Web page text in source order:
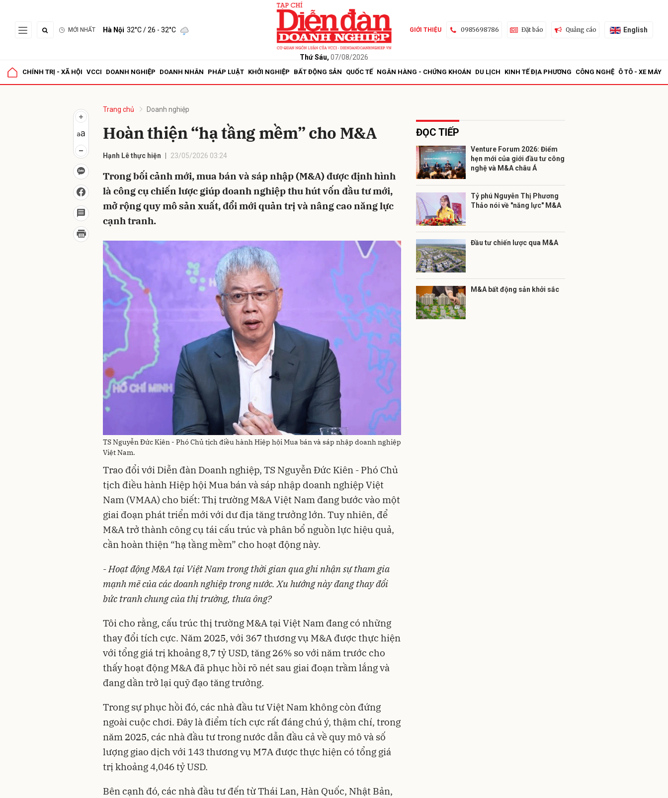
MỚI NHẤT Hà Nội 32°C/ 26 - 32°C
Thứ Sáu, 07/08/2026
GIỚI THIỆU 0985698786 Đặt báo Quảng cáo English
CHÍNH TRỊ - XÃ HỘI VCCI DOANH NGHIỆP DOANH NHÂN PHÁP LUẬT KHỞI NGHIỆP BẤT ĐỘNG SẢN QUỐC TẾ NGÂN HÀNG - CHỨNG KHOÁN DU LỊCH KINH TẾ ĐỊA PHƯƠNG CÔNG NGHỆ Ô TÔ - XE MÁY
Trang chủ Doanh nghiệp
Hoàn thiện “hạ tầng mềm” cho M&A
Hạnh Lê thực hiện 23/05/2026 03:24
Trong bối cảnh mới, mua bán và sáp nhập (M&A) được định hình
là công cụ chiến lược giúp doanh nghiệp thu hút vốn đầu tư mới,
mở rộng quy mô sản xuất, đổi mới quản trị và nâng cao năng lực
cạnh tranh.
TS Nguyễn Đức Kiên - Phó Chủ tịch điều hành Hiệp hội Mua bán và sáp nhập doanh nghiệp
Việt Nam.
Trao đổi với Diễn đàn Doanh nghiệp, TS Nguyễn Đức Kiên - Phó Chủ
tịch điều hành Hiệp hội Mua bán và sáp nhập doanh nghiệp Việt
Nam (VMAA) cho biết: Thị trường M&A Việt Nam đang bước vào một
giai đoạn phát triển mới với dư địa tăng trưởng lớn. Tuy nhiên, để
M&A trở thành công cụ tái cấu trúc và phân bổ nguồn lực hiệu quả,
cần hoàn thiện “hạ tầng mềm” cho hoạt động này.
-Hoạt động M&A tại Việt Nam trong thời gian qua ghi nhận sự tham gia
mạnh mẽ của các doanh nghiệp trong nước. Xu hướng này đang thay đổi
bức tranh chung của thị trường, thưa ông?
Tôi cho rằng, cấu trúc thị trường M&A tại Việt Nam đang có những
thay đổi tích cực. Năm 2025, với 367 thương vụ M&A được thực hiện
với tổng giá trị khoảng 8,7 tỷ USD, tăng 26% so với năm trước cho
thấy hoạt động M&A đã phục hồi rõ nét sau giai đoạn trầm lắng và
đang dần trở lại quỹ đạo tăng trưởng.
Trong sự phục hồi đó, các nhà đầu tư Việt Nam không còn đứng
ngoài cuộc chơi. Đây là điểm tích cực rất đáng chú ý, thậm chí, trong
năm 2025, các nhà đầu tư trong nước dẫn đầu cả về quy mô và số
lượng giao dịch với 143 thương vụ M7A được thực hiện có tổng giá
trị khoảng 4,046 tỷ USD.
Bên cạnh đó, các nhà đầu tư đến từ Thái Lan, Hàn Quốc, Nhật Bản,
ĐỌC TIẾP
Venture Forum 2026: Điểm
hẹn mới của giới đầu tư công
nghệ và M&A châu Á
Tỷ phú Nguyễn Thị Phương
Thảo nói về "năng lực" M&A
Đầu tư chiến lược qua M&A
M&A bất động sản khởi sắc
Gửi